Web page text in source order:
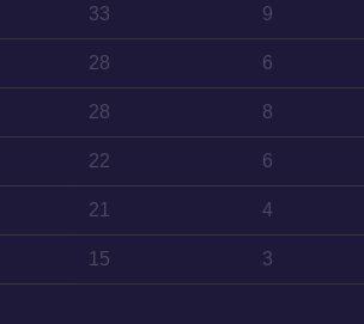
33 9
28 6
28 8
22 6
21 4
15 3